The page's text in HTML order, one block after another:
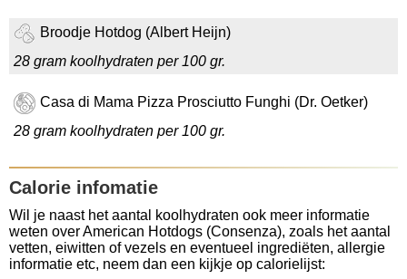
Broodje Hotdog (Albert Heijn)
28 gram koolhydraten per 100 gr.
Casa di Mama Pizza Prosciutto Funghi (Dr. Oetker)
28 gram koolhydraten per 100 gr.
Calorie infomatie
Wil je naast het aantal koolhydraten ook meer informatie
weten over American Hotdogs (Consenza), zoals het aantal
vetten, eiwitten of vezels en eventueel ingrediëten, allergie
informatie etc, neem dan een kijkje op calorielijst: